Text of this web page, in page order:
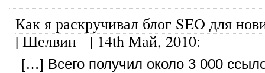
Как я раскручивал блог SEO для
| Шелвин|14th Май, 2010:
[…] Всего получил около 3 000